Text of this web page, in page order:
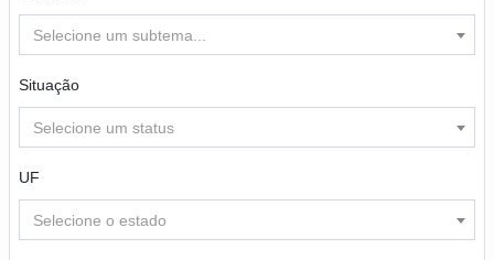
Selecione um subtema...
Situação
Selecione um status
UF
Selecione o estado